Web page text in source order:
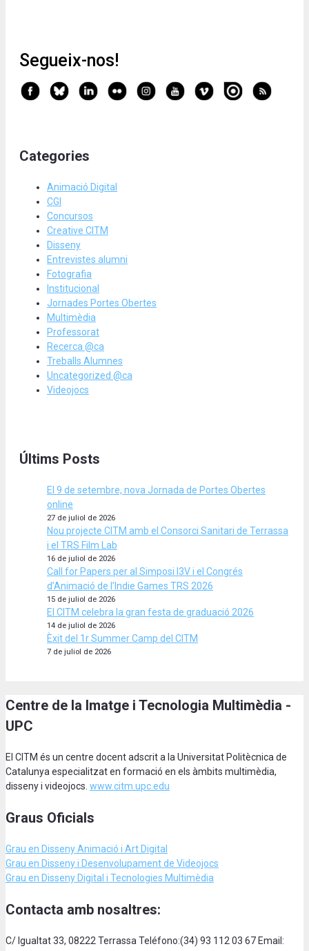
Segueix-nos!
Categories
Animació Digital
CGI
Concursos
Creative CITM
Disseny
Entrevistes alumni
Fotografia
Institucional
Jornades Portes Obertes
Multimèdia
Professorat
Recerca @ca
Treballs Alumnes
Uncategorized @ca
Videojocs
Últims Posts
El 9 de setembre, nova Jornada de Portes Obertes
online
27 de juliol de 2026
Nou projecte CITM amb el Consorci Sanitari de Terrassa
i el TRS Film Lab
16 de juliol de 2026
Call for Papers per al Simposi I3V i el Congrés
d’Animació de l’Indie Games TRS 2026
15 de juliol de 2026
El CITM celebra la gran festa de graduació 2026
14 de juliol de 2026
Èxit del 1r Summer Camp del CITM
7 de juliol de 2026
Centre de la Imatge i Tecnologia Multimèdia -
UPC
El CITM és un centre docent adscrit a la Universitat Politècnica de
Catalunya especialitzat en formació en els àmbits multimèdia,
disseny i videojocs. www.citm.upc.edu
Graus Oficials
Grau en Disseny Animació i Art Digital
Grau en Disseny i Desenvolupament de Videojocs
Grau en Disseny Digital i Tecnologies Multimèdia
Contacta amb nosaltres:
C/ Igualtat 33, 08222 Terrassa Teléfono:(34) 93 112 03 67 Email: